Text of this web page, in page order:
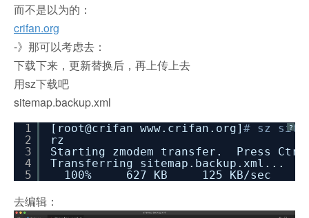
而不是以为的：
crifan.org
-》那可以考虑去：
下载下来，更新替换后，再上传上去
用sz下载吧
sitemap.backup.xml
?
1
2
3
4
5
[root@crifan www.crifan.org] # sz
rz
Starting zmodem transfer. Press
Transferring sitemap.backup.xml...
100% 627 KB 125 KB/
去编辑：